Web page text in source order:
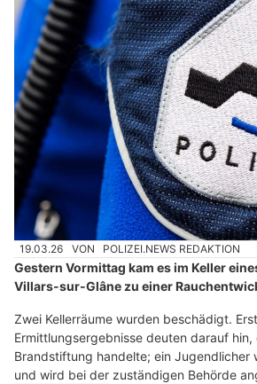
19.03.26 VON POLIZEI.NEWS REDAKTION
Gestern Vormittag kam es im Keller
Villars-sur-Glâne zu einer
Zwei Kellerräume wurden beschädigt.
Ermittlungsergebnisse deuten darauf hin,
Brandstiftung handelte; ein Jugendlicher
und wird bei der zuständigen Behörde